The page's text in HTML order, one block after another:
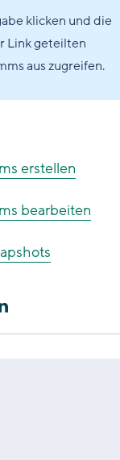
klicken und die
Link geteilten
aus zugreifen.
erstellen
bearbeiten